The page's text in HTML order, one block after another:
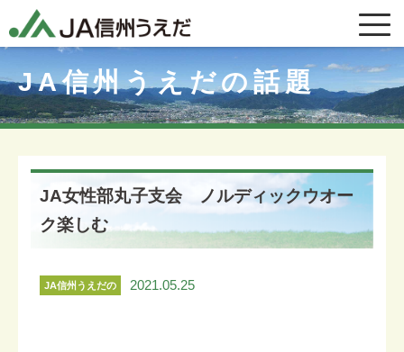
JA信州うえだの話題
JA女性部丸子支会 ノルディックウオー
ク楽しむ
JA信州うえだの
2021.05.25